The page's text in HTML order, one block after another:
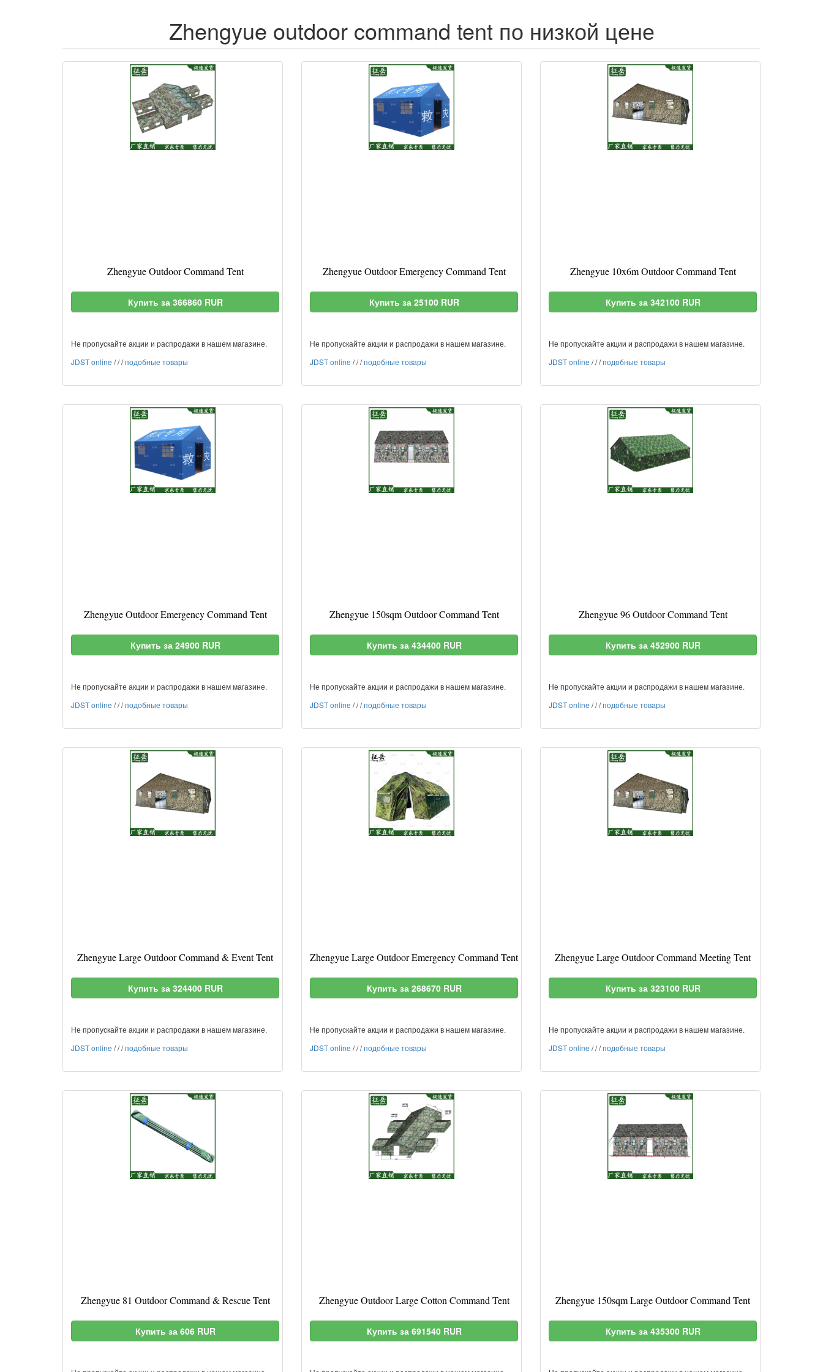
Zhengyue outdoor command tent по низкой цене
Zhengyue Outdoor Command Tent
Купить за 366860 RUR
Не пропускайте акции и распродажи в нашем магазине.
JDST online ///подобные товары
Zhengyue Outdoor Emergency Command Tent
Купить за 25100 RUR
Не пропускайте акции и распродажи в нашем магазине.
JDST online ///подобные товары
Zhengyue 10x6m Outdoor Command Tent
Купить за 342100 RUR
Не пропускайте акции и распродажи в нашем магазине.
JDST online ///подобные товары
Zhengyue Outdoor Emergency Command Tent
Купить за 24900 RUR
Не пропускайте акции и распродажи в нашем магазине.
JDST online ///подобные товары
Zhengyue 150sqm Outdoor Command Tent
Купить за 434400 RUR
Не пропускайте акции и распродажи в нашем магазине.
JDST online ///подобные товары
Zhengyue 96 Outdoor Command Tent
Купить за 452900 RUR
Не пропускайте акции и распродажи в нашем магазине.
JDST online ///подобные товары
Zhengyue Large Outdoor Command & Event Tent
Купить за 324400 RUR
Не пропускайте акции и распродажи в нашем магазине.
JDST online ///подобные товары
Zhengyue Large Outdoor Emergency Command Tent
Купить за 268670 RUR
Не пропускайте акции и распродажи в нашем магазине.
JDST online ///подобные товары
Zhengyue Large Outdoor Command Meeting Tent
Купить за 323100 RUR
Не пропускайте акции и распродажи в нашем магазине.
JDST online ///подобные товары
Zhengyue 81 Outdoor Command & Rescue Tent
Купить за 606 RUR
Zhengyue Outdoor Large Cotton Command Tent
Купить за 691540 RUR
Zhengyue 150sqm Large Outdoor Command Tent
Купить за 435300 RUR